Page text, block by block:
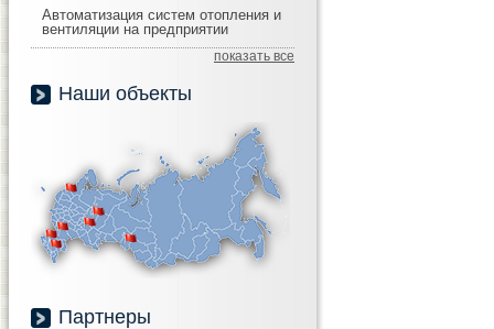
Автоматизация систем отопления и
вентиляции на предприятии
показать все
Наши объекты
Партнеры